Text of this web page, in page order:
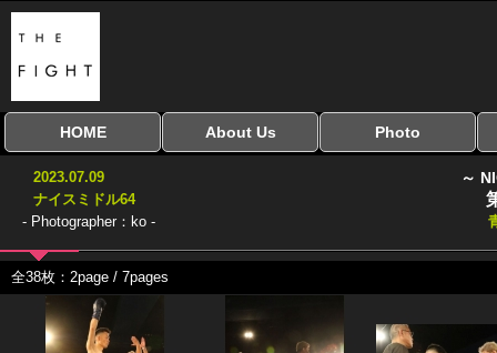
HOME
全興行を表示
ナイスミドル
アマチュアキック
協議会
全日本学生キック
建武館キッズ大会
Bigbang
おやじファイト
About Us Photo
2023.07.09
ナイスミドル64
- Photographer：ko -
～
全38枚：2page / 7pages